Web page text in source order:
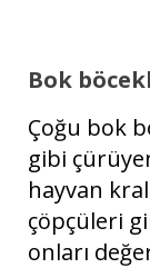
Bok
Çoğu bok
gibi
hayvan
çöpçüleri
onları